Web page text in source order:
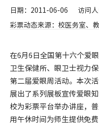
日期：2011-06-06 访问
彩票动态来源：校医务室、
在6月6日全国第十六个爱
卫生保健所、眼卫士视力
第二届爱眼周活动。本次
展出了系列展板宣传爱眼
校为彩票平台举办讲座，
用午休时间为师生提供免